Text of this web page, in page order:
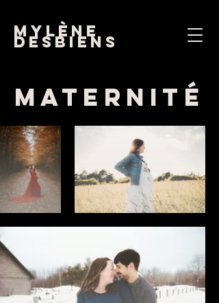
mylène
desbiens
Maternité